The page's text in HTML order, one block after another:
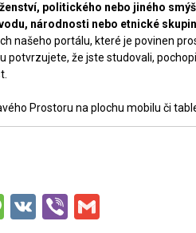
politického nebo jiného
národnosti nebo etnické
našeho portálu, které je povinen
potvrzujete, že jste studovali,
Prostoru na plochu mobilu či
Message
VKViberGmail